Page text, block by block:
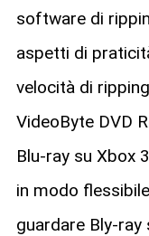
software di
aspetti di
velocità di
VideoByte DVD
Blu-ray su Xbox
in modo
guardare Bly-ray